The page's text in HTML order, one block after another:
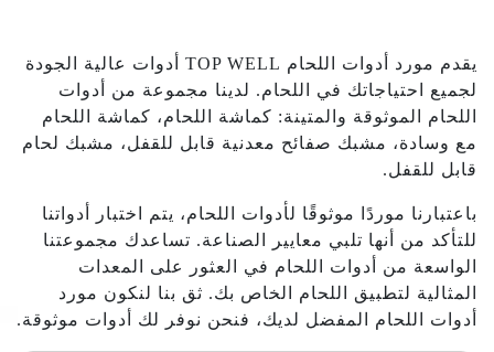
يقدم مورد أدوات اللحام TOP WELL أدوات عالية الجودة
لجميع احتياجاتك في اللحام. لدينا مجموعة من أدوات
اللحام الموثوقة والمتينة: كماشة اللحام، كماشة اللحام
مع وسادة، مشبك صفائح معدنية قابل للقفل، مشبك لحام
قابل للقفل.
باعتبارنا موردًا موثوقًا لأدوات اللحام، يتم اختبار أدواتنا
للتأكد من أنها تلبي معايير الصناعة. تساعدك مجموعتنا
الواسعة من أدوات اللحام في العثور على المعدات
المثالية لتطبيق اللحام الخاص بك. ثق بنا لنكون مورد
أدوات اللحام المفضل لديك، فنحن نوفر لك أدوات موثوقة.